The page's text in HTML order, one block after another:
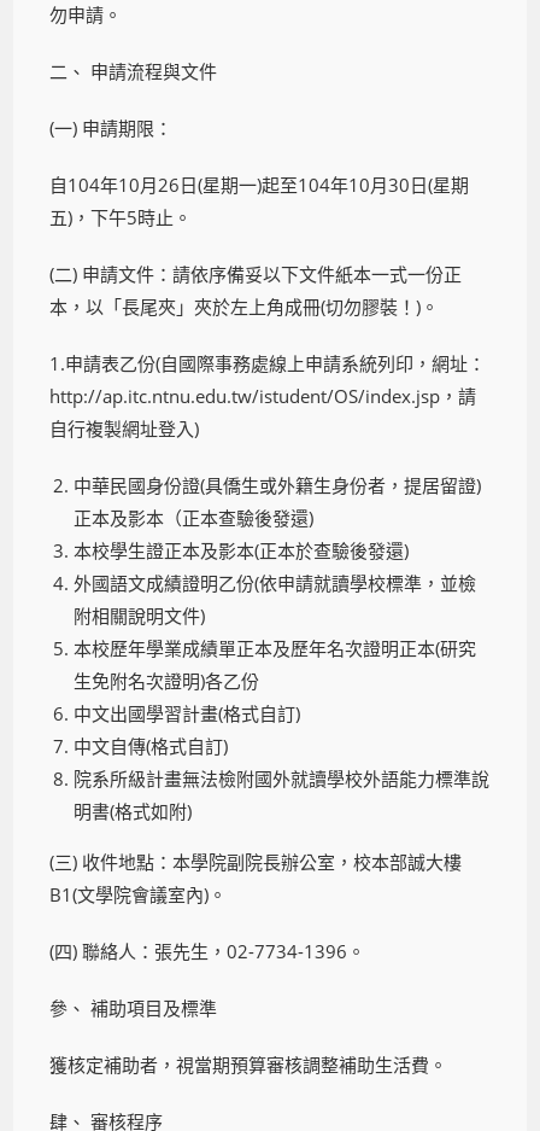
勿申請。
二、 申請流程與文件
(一) 申請期限：
自104年10月26日(星期一)起至104年10月30日(星期
五)，下午5時止。
(二) 申請文件：請依序備妥以下文件紙本一式一份正
本，以「長尾夾」夾於左上角成冊(切勿膠裝！)。
1.申請表乙份(自國際事務處線上申請系統列印，網址：
http://ap.itc.ntnu.edu.tw/istudent/OS/index.jsp，請
自行複製網址登入)
中華民國身份證(具僑生或外籍生身份者，提居留證)
正本及影本（正本查驗後發還)
本校學生證正本及影本(正本於查驗後發還)
外國語文成績證明乙份(依申請就讀學校標準，並檢
附相關說明文件)
本校歷年學業成績單正本及歷年名次證明正本(研究
生免附名次證明)各乙份
中文出國學習計畫(格式自訂)
中文自傳(格式自訂)
院系所級計畫無法檢附國外就讀學校外語能力標準說
明書(格式如附)
(三) 收件地點：本學院副院長辦公室，校本部誠大樓
B1(文學院會議室內)。
(四) 聯絡人：張先生，02-7734-1396。
參、 補助項目及標準
獲核定補助者，視當期預算審核調整補助生活費。
肆、 審核程序